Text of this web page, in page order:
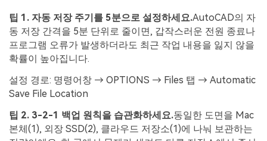
팁 1. 자동 저장 주기를 5분으로 설정하세요.AutoCAD의 자
동 저장 간격을 5분 단위로 줄이면, 갑작스러운 전원 종료나
프로그램 오류가 발생하더라도 최근 작업 내용을 잃지 않을
확률이 높아집니다.
설정 경로: 명령어창 → OPTIONS → Files 탭 → Automatic
Save File Location
팁 2. 3-2-1 백업 원칙을 습관화하세요.동일한 도면을 Mac
본체(1), 외장 SSD(2), 클라우드 저장소(1)에 나눠 보관하는